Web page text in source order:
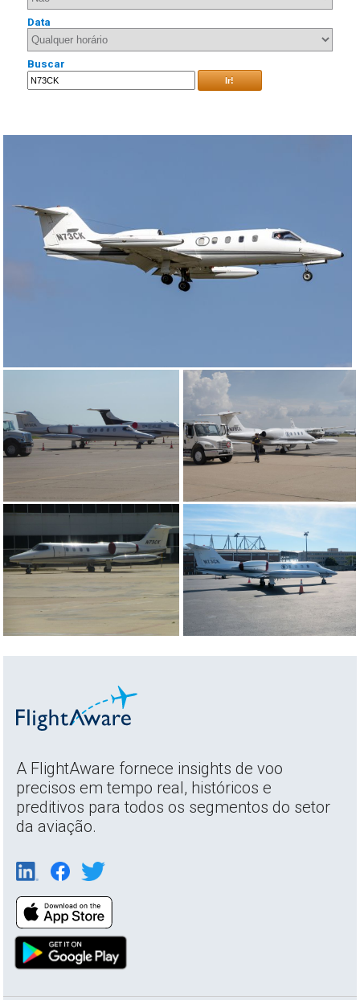
Data
Buscar
Ir!
A FlightAware fornece insights de voo
precisos em tempo real, históricos e
preditivos para todos os segmentos do setor
da aviação.